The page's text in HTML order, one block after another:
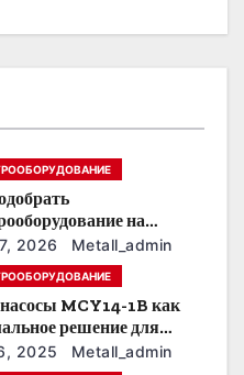
на
под тяжелые
эксплуатации
2026 Metall_admin
MCY14-1B как
решение для
гидросистем
2025 Metall_admin